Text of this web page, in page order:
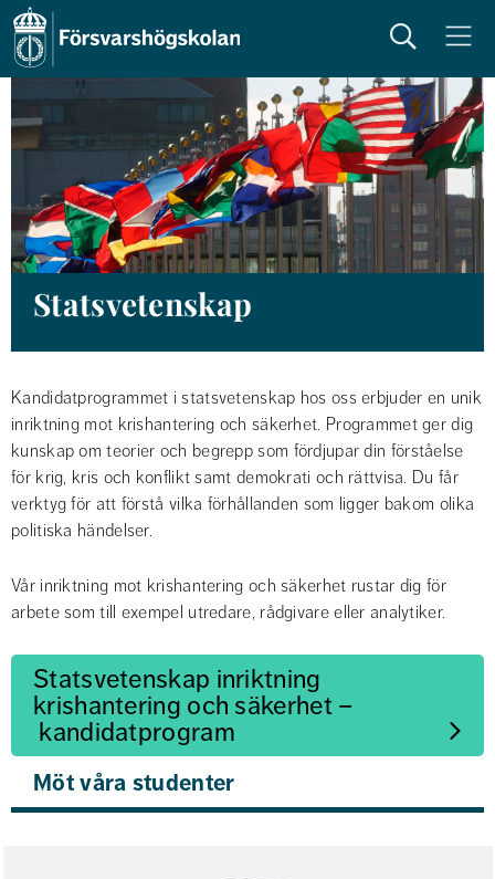
Sök Meny
Statsvetenskap
Kandidatprogrammet i statsvetenskap hos oss erbjuder en unik
inriktning mot krishantering och säkerhet. Programmet ger dig
kunskap om teorier och begrepp som fördjupar din förståelse
för krig, kris och konflikt samt demokrati och rättvisa. Du får
verktyg för att förstå vilka förhållanden som ligger bakom olika
politiska händelser.
Vår inriktning mot krishantering och säkerhet rustar dig för
arbete som till exempel utredare, rådgivare eller analytiker.
Statsvetenskap inriktning
krishantering och säkerhet –
kandidatprogram
Möt våra studenter